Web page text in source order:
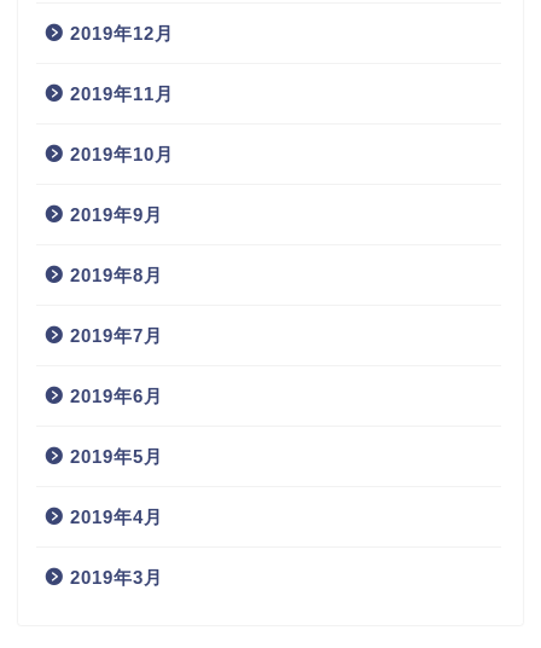
2019年12月
2019年11月
2019年10月
2019年9月
2019年8月
2019年7月
2019年6月
2019年5月
2019年4月
2019年3月